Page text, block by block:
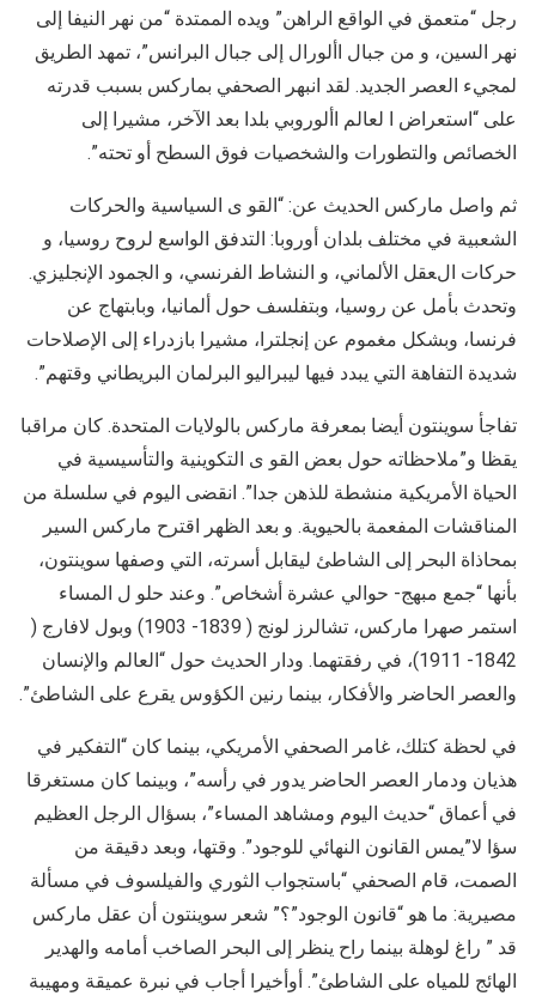
رجل “متعمق في الواقع الراهن” ويده الممتدة “من نهر النيفا إلى
نهر السين، و من جبال األورال إلى جبال البرانس”، تمهد الطريق
لمجيء العصر الجديد. لقد انبهر الصحفي بماركس بسبب قدرته
على “استعراض ا لعالم األوروبي بلدا بعد الآخر، مشيرا إلى
الخصائص والتطورات والشخصيات فوق السطح أو تحته”.
ثم واصل ماركس الحديث عن: “القو ى السياسية والحركات
الشعبية في مختلف بلدان أوروبا: التدفق الواسع لروح روسيا، و
حركات العقل الألماني، و النشاط الفرنسي، و الجمود الإنجليزي.
وتحدث بأمل عن روسيا، وبتفلسف حول ألمانيا، وبابتهاج عن
فرنسا، وبشكل مغموم عن إنجلترا، مشيرا بازدراء إلى الإصلاحات
شديدة التفاهة التي يبدد فيها ليبراليو البرلمان البريطاني وقتهم”.
تفاجأ سوينتون أيضا بمعرفة ماركس بالولايات المتحدة. كان مراقبا
يقظا و”ملاحظاته حول بعض القو ى التكوينية والتأسيسية في
الحياة الأمريكية منشطة للذهن جدا”. انقضى اليوم في سلسلة من
المناقشات المفعمة بالحيوية. و بعد الظهر اقترح ماركس السير
بمحاذاة البحر إلى الشاطئ ليقابل أسرته، التي وصفها سوينتون،
بأنها “جمع مبهج- حوالي عشرة أشخاص”. وعند حلو ل المساء
استمر صهرا ماركس، تشالرز لونج ( 1839- 1903) وبول لافارج (
1842- 1911)، في رفقتهما. ودار الحديث حول “العالم والإنسان
والعصر الحاضر والأفكار، بينما رنين الكؤوس يقرع على الشاطئ”.
في لحظة كتلك، غامر الصحفي الأمريكي، بينما كان “التفكير في
هذيان ودمار العصر الحاضر يدور في رأسه”، وبينما كان مستغرقا
في أعماق “حديث اليوم ومشاهد المساء”، بسؤال الرجل العظيم
سؤا لا”يمس القانون النهائي للوجود”. وقتها، وبعد دقيقة من
الصمت، قام الصحفي “باستجواب الثوري والفيلسوف في مسألة
مصيرية: ما هو “قانون الوجود”؟” شعر سوينتون أن عقل ماركس
قد ” راغ لوهلة بينما راح ينظر إلى البحر الصاخب أمامه والهدير
الهائج للمياه على الشاطئ”. أوأخيرا أجاب في نبرة عميقة ومهيبة